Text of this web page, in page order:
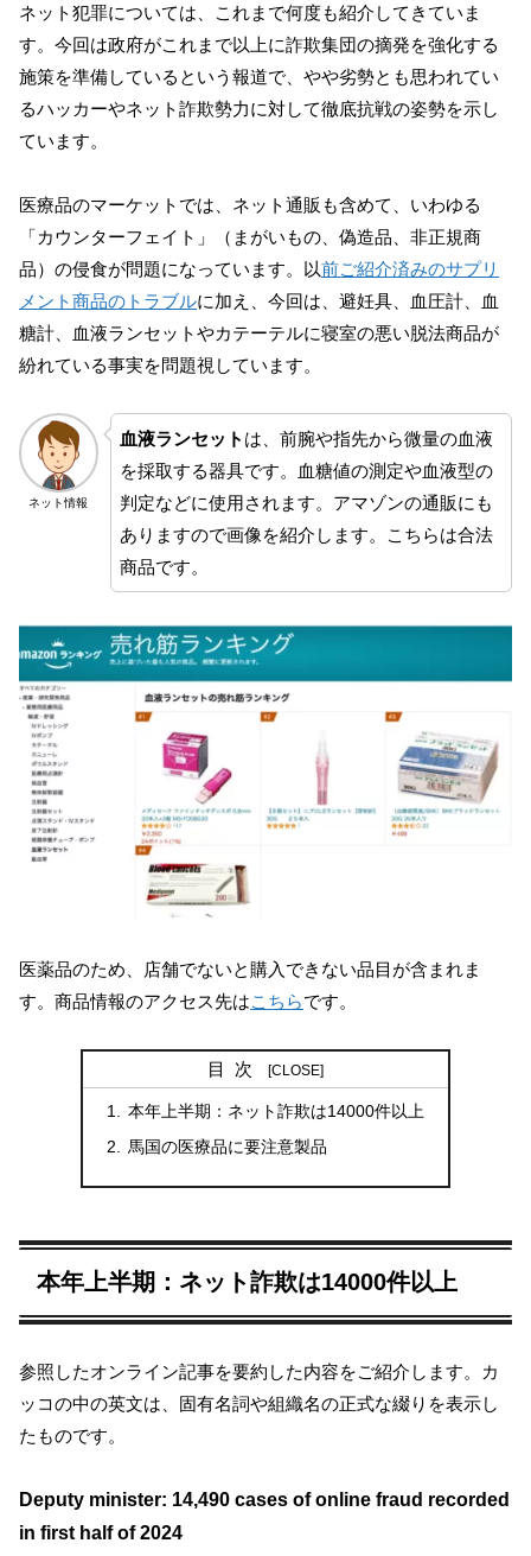
ネット犯罪については、これまで何度も紹介してきていま
す。今回は政府がこれまで以上に詐欺集団の摘発を強化する
施策を準備しているという報道で、やや劣勢とも思われてい
るハッカーやネット詐欺勢力に対して徹底抗戦の姿勢を示し
ています。
医療品のマーケットでは、ネット通販も含めて、いわゆる
「カウンターフェイト」（まがいもの、偽造品、非正規商
品）の侵食が問題になっています。以前ご紹介済みのサプリ
メント商品のトラブルに加え、今回は、避妊具、血圧計、血
糖計、血液ランセットやカテーテルに寝室の悪い脱法商品が
紛れている事実を問題視しています。
ネット情報
血液ランセット は、前腕や指先から微量の血液
を採取する器具です。血糖値の測定や血液型の
判定などに使用されます。アマゾンの通販にも
ありますので画像を紹介します。こちらは合法
商品です。
医薬品のため、店舗でないと購入できない品目が含まれま
す。商品情報のアクセス先はこちらです。
目次
本年上半期：ネット詐欺は14000件以上
馬国の医療品に要注意製品
本年上半期：ネット詐欺は14000件以上
参照したオンライン記事を要約した内容をご紹介します。カ
ッコの中の英文は、固有名詞や組織名の正式な綴りを表示し
たものです。
Deputy minister: 14,490 cases of online fraud recorded
in first half of 2024